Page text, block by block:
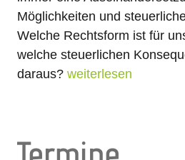
Möglichkeiten und
Welche Rechtsform ist für
welche steuerlichen
daraus?weiterlesen